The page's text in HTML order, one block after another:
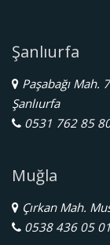
Şanlıurfa
Paşabağı Mah.
Şanlıurfa
0531 762 85
Muğla
Çırkan Mah.
0538 436 05 01